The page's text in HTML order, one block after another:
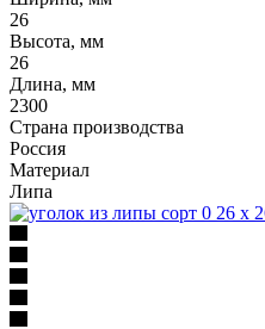
26
Высота, мм
26
Длина, мм
2300
Страна производства
Россия
Материал
Липа